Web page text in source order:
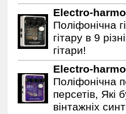
Electro-
Поліфонічна
гітару в 9
гітари!
Electro-
Поліфонічна
персетів, Які
вінтажніх